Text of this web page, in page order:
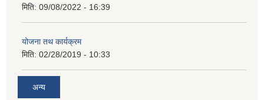
मिति: 09/08/2022 - 16:39
योजना तथ कार्यक्रम
मिति: 02/28/2019 - 10:33
अन्य